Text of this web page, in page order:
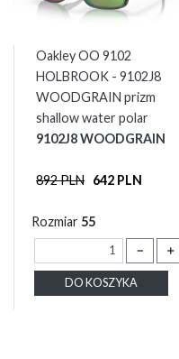
Oakley OO 9102
HOLBROOK - 9102J8
WOODGRAIN prizm
shallow water polar
9102J8 WOODGRAIN
892 PLN 642 PLN
Rozmiar 55
－ ＋
DO KOSZYKA